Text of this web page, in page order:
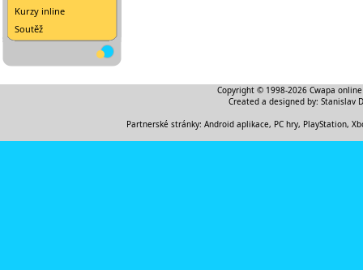
Kurzy inline
Soutěž
Copyright © 1998-2026 Cwapa
Created a designed by: Stanislav
Partnerské stránky: Android aplikace, PC hry, PlayStation,